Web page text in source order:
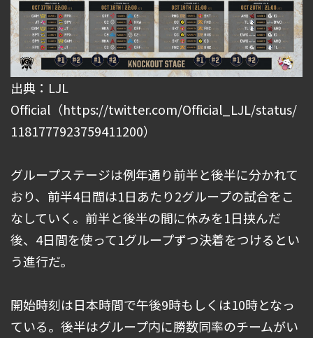
出典：LJL
Official（https://twitter.com/Official_LJL/status/
1181777923759411200）
グループステージは例年通り前半と後半に分かれて
おり、前半4日間は1日あたり2グループの試合をこ
なしていく。前半と後半の間に休みを1日挟んだ
後、4日間を使って1グループずつ決着をつけるとい
う進行だ。
開始時刻は日本時間で午後9時もしくは10時となっ
ている。後半はグループ内に勝数同率のチームがい